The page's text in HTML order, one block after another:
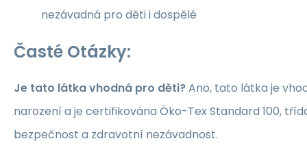
nezávadná pro děti i dospělé
Časté Otázky:
Je tato látka vhodná pro děti?Ano, tato látka je
narození a je certifikována Öko-Tex Standard 100,
bezpečnost a zdravotní nezávadnost.